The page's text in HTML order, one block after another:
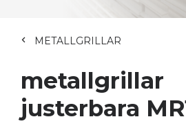
METALLGRILLAR
metallgrillar
justerbara